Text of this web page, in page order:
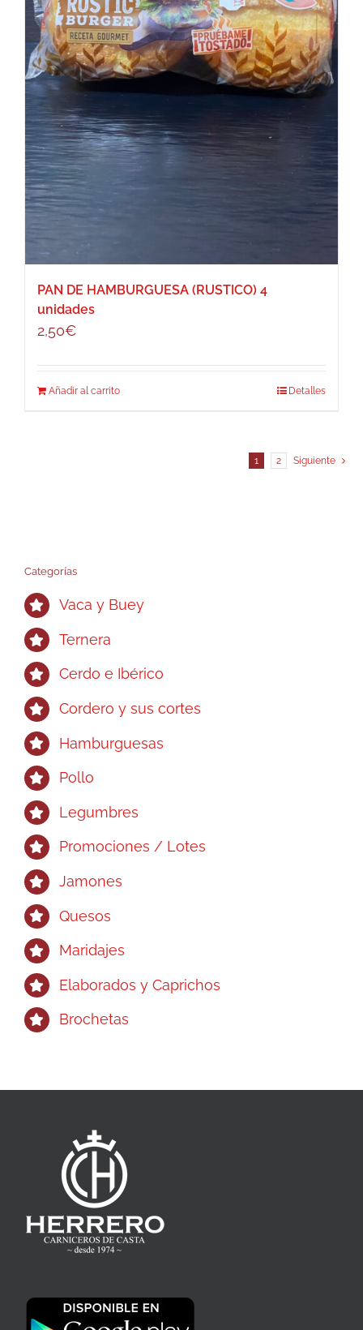
PAN DE HAMBURGUESA (RUSTICO) 4
unidades
2,50€
Añadir al carrito Detalles
1 2 Siguiente
Categorías
Vaca y Buey
Ternera
Cerdo e Ibérico
Cordero y sus cortes
Hamburguesas
Pollo
Legumbres
Promociones / Lotes
Jamones
Quesos
Maridajes
Elaborados y Caprichos
Brochetas